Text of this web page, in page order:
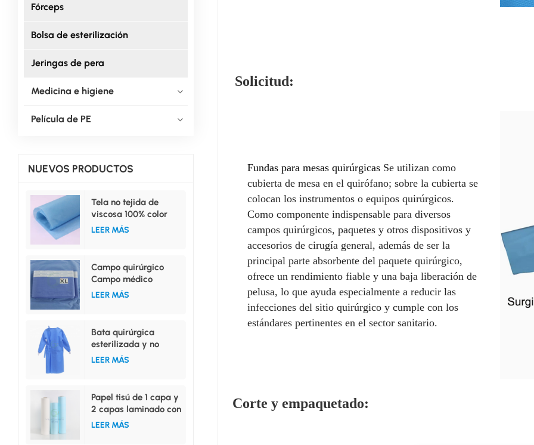
Fórceps
Bolsa de esterilización
Jeringas de pera
Medicina e higiene
Película de PE
NUEVOS PRODUCTOS
Tela no tejida de
viscosa 100% color
azul para uso médico.
LEER MÁS
Campo quirúrgico
Campo médico
Campo superior
LEER MÁS
Bata quirúrgica
esterilizada y no
esterilizada, tallas
LEER MÁS
Papel tisú de 1 capa y
2 capas laminado con
película de PE.
LEER MÁS
Solicitud:
Fundas para mesas quirúrgicasSe utilizan como
cubierta de mesa en el quirófano; sobre la cubierta se
colocan los instrumentos o equipos quirúrgicos.
Como componente indispensable para diversos
campos quirúrgicos, paquetes y otros dispositivos y
accesorios de cirugía general, además de ser la
principal parte absorbente del paquete quirúrgico,
ofrece un rendimiento fiable y una baja liberación de
pelusa, lo que ayuda especialmente a reducir las
infecciones del sitio quirúrgico y cumple con los
estándares pertinentes en el sector sanitario.
Corte y empaquetado: